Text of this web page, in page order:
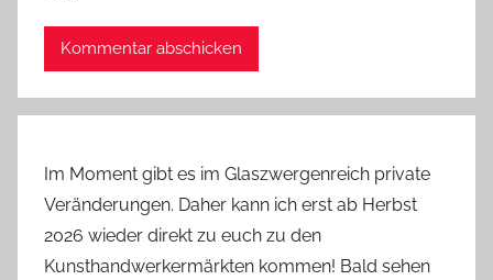
Im Moment gibt es im Glaszwergenreich private
Veränderungen. Daher kann ich erst ab Herbst
2026 wieder direkt zu euch zu den
Kunsthandwerkermärkten kommen! Bald sehen